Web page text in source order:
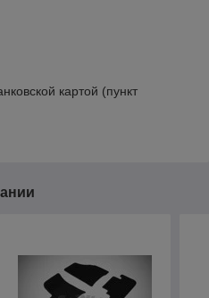
картой (пункт